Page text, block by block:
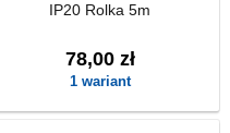
IP20 Rolka 5m
78,00 zł
1 wariant